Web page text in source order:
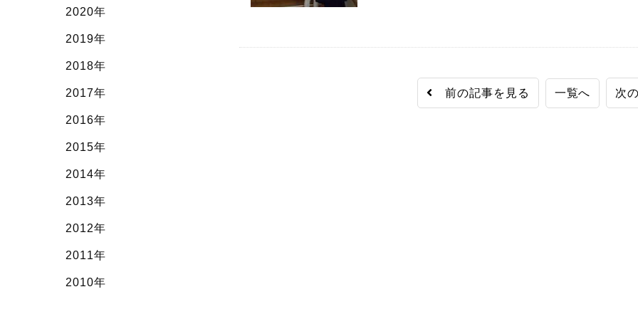
前の記事を見る 一覧へ 次
2020年
2019年
2018年
2017年
2016年
2015年
2014年
2013年
2012年
2011年
2010年